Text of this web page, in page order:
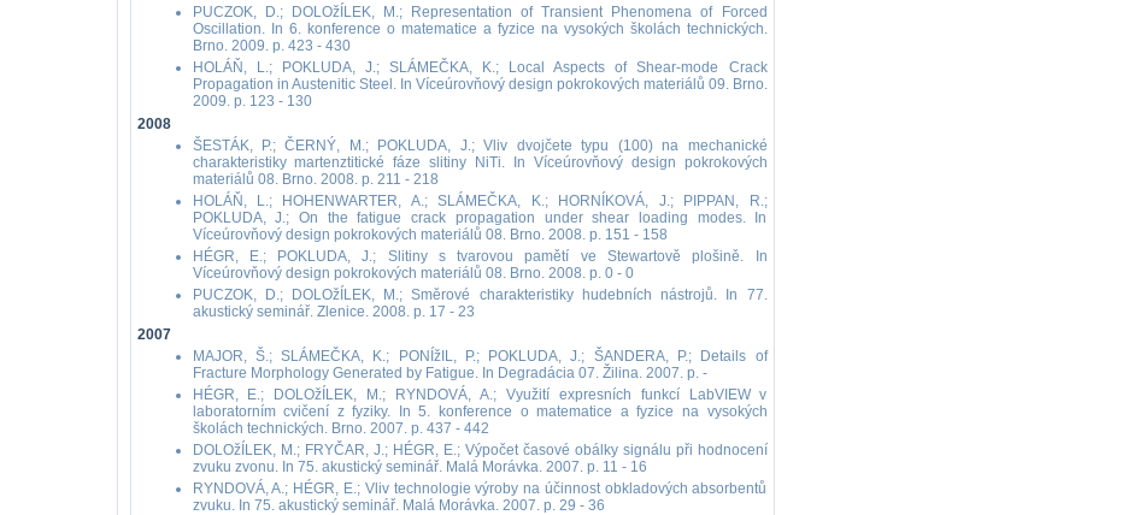
PUCZOK, D.; DOLOžÍLEK, M.; Representation of Transient Phenomena of Forced
Oscillation. In 6. konference o matematice a fyzice na vysokých školách technických.
Brno. 2009. p. 423 - 430
HOLÁŇ, L.; POKLUDA, J.; SLÁMEČKA, K.; Local Aspects of Shear-mode Crack
Propagation in Austenitic Steel. In Víceúrovňový design pokrokových materiálů 09. Brno.
2009. p. 123 - 130
2008
ŠESTÁK, P.; ČERNÝ, M.; POKLUDA, J.; Vliv dvojčete typu (100) na mechanické
charakteristiky martenztitické fáze slitiny NiTi. In Víceúrovňový design pokrokových
materiálů 08. Brno. 2008. p. 211 - 218
HOLÁŇ, L.; HOHENWARTER, A.; SLÁMEČKA, K.; HORNÍKOVÁ, J.; PIPPAN, R.;
POKLUDA, J.; On the fatigue crack propagation under shear loading modes. In
Víceúrovňový design pokrokových materiálů 08. Brno. 2008. p. 151 - 158
HÉGR, E.; POKLUDA, J.; Slitiny s tvarovou pamětí ve Stewartově plošině. In
Víceúrovňový design pokrokových materiálů 08. Brno. 2008. p. 0 - 0
PUCZOK, D.; DOLOžÍLEK, M.; Směrové charakteristiky hudebních nástrojů. In 77.
akustický seminář. Zlenice. 2008. p. 17 - 23
2007
MAJOR, Š.; SLÁMEČKA, K.; PONÍžIL, P.; POKLUDA, J.; ŠANDERA, P.; Details of
Fracture Morphology Generated by Fatigue. In Degradácia 07. Žilina. 2007. p. -
HÉGR, E.; DOLOžÍLEK, M.; RYNDOVÁ, A.; Využití expresních funkcí LabVIEW v
laboratorním cvičení z fyziky. In 5. konference o matematice a fyzice na vysokých
školách technických. Brno. 2007. p. 437 - 442
DOLOžÍLEK, M.; FRYČAR, J.; HÉGR, E.; Výpočet časové obálky signálu při hodnocení
zvuku zvonu. In 75. akustický seminář. Malá Morávka. 2007. p. 11 - 16
RYNDOVÁ, A.; HÉGR, E.; Vliv technologie výroby na účinnost obkladových absorbentů
zvuku. In 75. akustický seminář. Malá Morávka. 2007. p. 29 - 36